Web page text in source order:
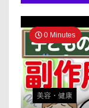
0 Minutes
美容・健康